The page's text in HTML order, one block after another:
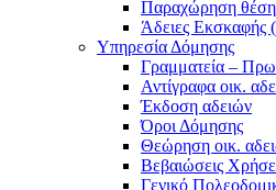
Παραχώρηση
Άδειες Εκσκαφής
Υπηρεσία Δόμησης
Γραμματεία –
Αντίγραφα οικ.
Έκδοση αδειών
Όροι Δόμησης
Θεώρηση οικ.
Βεβαιώσεις
Γενικό